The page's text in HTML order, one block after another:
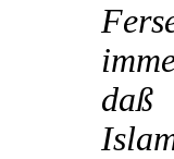
daß